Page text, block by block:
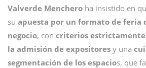
Valverde Menchero ha insistido en
su apuesta por un formato de feria
negocio, con criterios
la admisión de expositores y una
segmentación de los espacios, que